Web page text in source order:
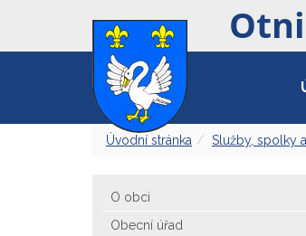
Úvodní stránka Služby, spolky
O obci
Obecní úřad